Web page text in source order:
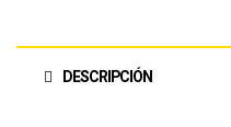
DESCRIPCIÓN